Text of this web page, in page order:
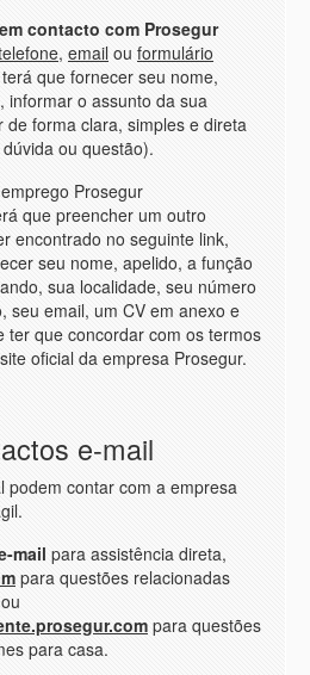
contacto com Prosegur
, email ou formulário
que fornecer seu nome,
informar o assunto da sua
de forma clara, simples e direta
ou questão).
Prosegur
que preencher um outro
encontrado no seguinte link,
seu nome, apelido, a função
sua localidade, seu número
seu email, um CV em anexo e
ter que concordar com os termos
oficial da empresa Prosegur.
e-mail
podem contar com a empresa
mail para assistência direta,
para questões relacionadas
para questões
para casa.